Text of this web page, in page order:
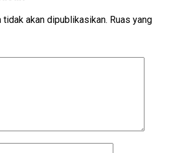
tidak akan dipublikasikan. Ruas yang